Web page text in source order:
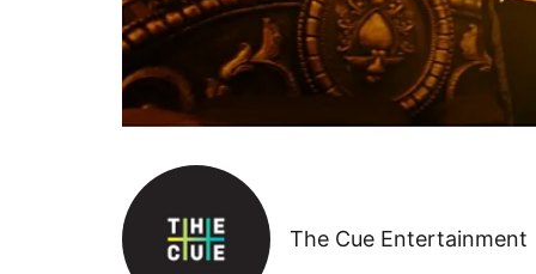
The Cue Entertainment